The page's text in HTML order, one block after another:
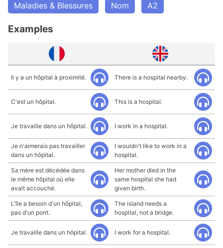
Maladies & Blessures Nom A2
Examples
Il y a un hôpital à proximité. There is a hospital nearby.
C'est un hôpital. This is a hospital.
Je travaille dans un hôpital. I work in a hospital.
Je n'aimerais pas travailler
dans un hôpital.
I wouldn't like to work in a
hospital.
Sa mère est décédée dans
le même hôpital où elle
avait accouché.
Her mother died in the
same hospital she had
given birth.
L'île a besoin d'un hôpital,
pas d'un pont.
The island needs a
hospital, not a bridge.
Je travaille dans un hôpital. I work for a hospital.